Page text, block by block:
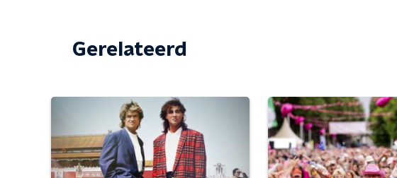
Gerelateerd